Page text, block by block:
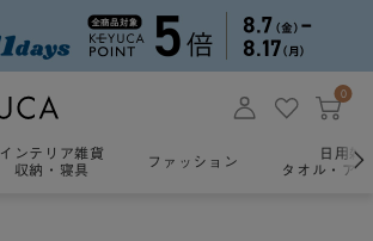
0
インテリア雑貨
収納・寝具
ファッション
日用雑
タオル・ア